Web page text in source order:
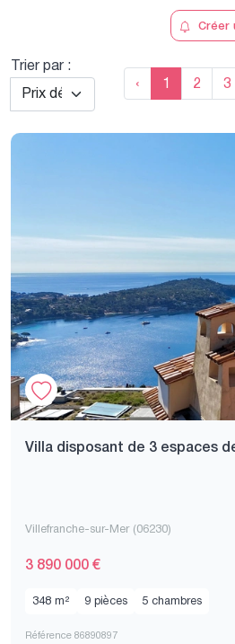
Créer
Trier par :
‹ 1 2 3
Villa disposant de 3 espaces
Villefranche-sur-Mer (06230)
3 890 000 €
348 m² 9 pièces 5 chambres
Référence 86890897